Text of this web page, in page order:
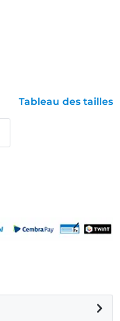
Tableau des tailles